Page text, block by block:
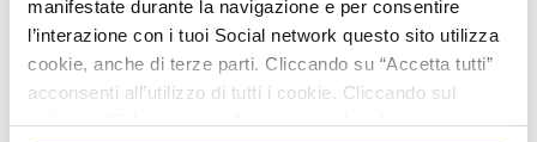
manifestate durante la navigazione e per consentire
l’interazione con i tuoi Social network questo sito utilizza
cookie, anche di terze parti. Cliccando su “Accetta tutti”
acconsenti all’utilizzo di tutti i cookie. Cliccando sul
2022
2021 2020
2019
2018
2017 2016
2015
2013 2012
2006
2005 2004
2003
2002